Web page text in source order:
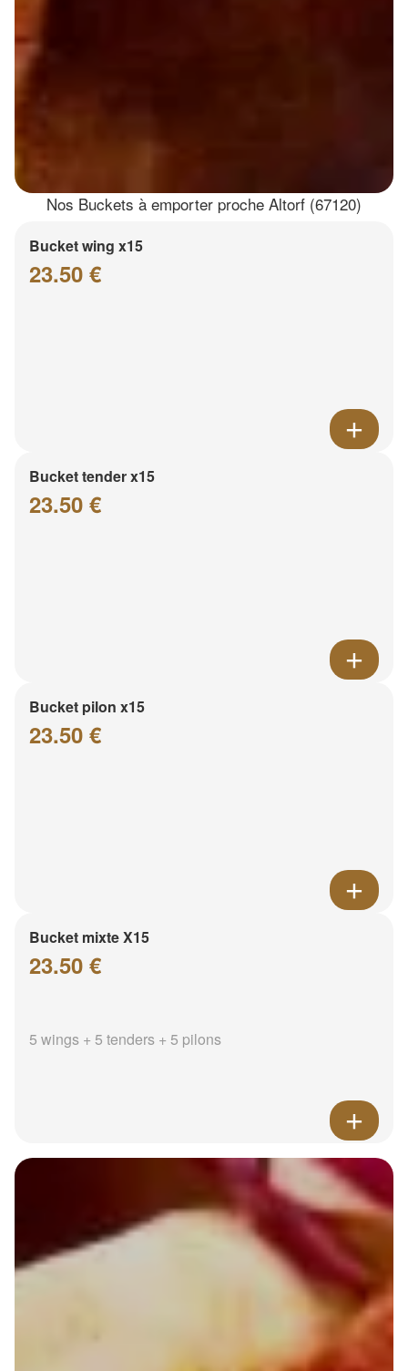
Nos Buckets à emporter proche Altorf (67120)
Bucket wing x15
23.50 €
Bucket tender x15
23.50 €
Bucket pilon x15
23.50 €
Bucket mixte X15
23.50 €
5 wings + 5 tenders + 5 pilons